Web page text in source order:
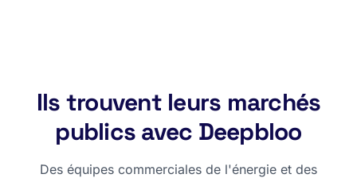
Ils trouvent leurs marchés
publics avec Deepbloo
Des équipes commerciales de l'énergie et des